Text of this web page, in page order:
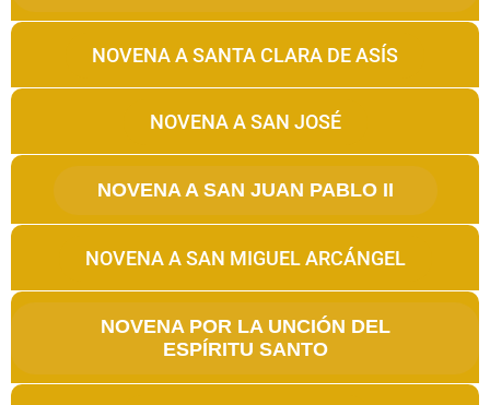
NOVENA A SANTA CLARA DE ASÍS
NOVENA A SAN JOSÉ
NOVENA A SAN JUAN PABLO II
NOVENA A SAN MIGUEL ARCÁNGEL
NOVENA POR LA UNCIÓN DEL
ESPÍRITU SANTO